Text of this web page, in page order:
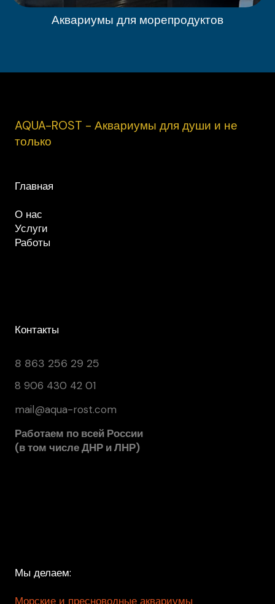
Аквариумы для морепродуктов
AQUA-ROST - Аквариумы для души и не
только
Главная
О нас
Услуги
Работы
Контакты
8 863 256 29 25
8 906 430 42 01
mail@aqua-rost.com
Работаем по всей России
(в том числе ДНР и ЛНР)
Мы делаем:
Морские и пресноводные аквариумы